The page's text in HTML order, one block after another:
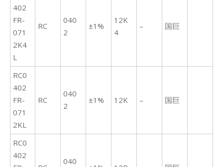
402
FR-
071
2K4
L
RC
040
2
±1%
12K
4
– 国巨
RC0
402
FR-
071
2KL
RC
040
2
±1% 12K – 国巨
RC0
402
040